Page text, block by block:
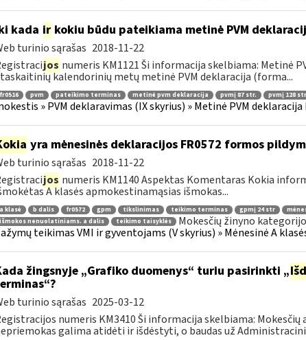
kada irkokiu būdu pateikiama metinė PVM
turinio sąrašas 2018-11-22
jos numeris KM1121 Ši informacija skelbiama: Metinė
kalendorinių metų metinė PVM deklaracija (forma...
fr0516 pvm pateikimo terminas metinė pvm deklaracija pvmį 87 str. pvmį 128 str
» PVM deklaravimas (IX skyrius) » Metinė PVM deklaracija
yra mėnesinės deklaracijos FR0572 formos
turinio sąrašas 2018-11-22
jos numeris KM1140 Aspektas Komentaras Kokia
A klasės apmokestinamąsias išmokas...
a klasė b dalis fr0572 gpm tikslinimas teikimo terminas gpmį 24 str
išmokos nenuolatiniams. a dalis
teikimo taisyklės Mokesčių žinyno
teikimas VMI ir gyventojams (V skyrius) » Mėnesinė A
žingsnyje „Grafiko duomenys“ turiu pasirinkti „
turinio sąrašas 2025-03-12
numeris KM3410 Ši informacija skelbiama:
galima atidėti ir išdėstyti, o baudas už